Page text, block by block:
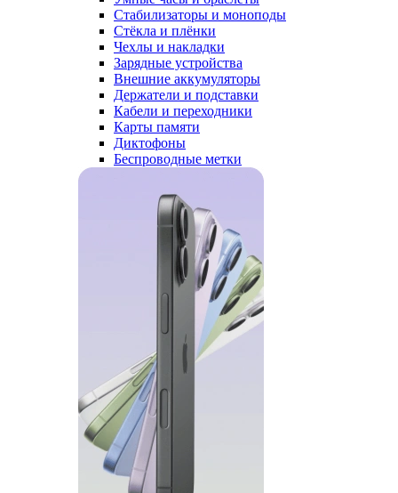
Стабилизаторы и моноподы
Стёкла и плёнки
Чехлы и накладки
Зарядные устройства
Внешние аккумуляторы
Держатели и подставки
Кабели и переходники
Карты памяти
Диктофоны
Беспроводные метки